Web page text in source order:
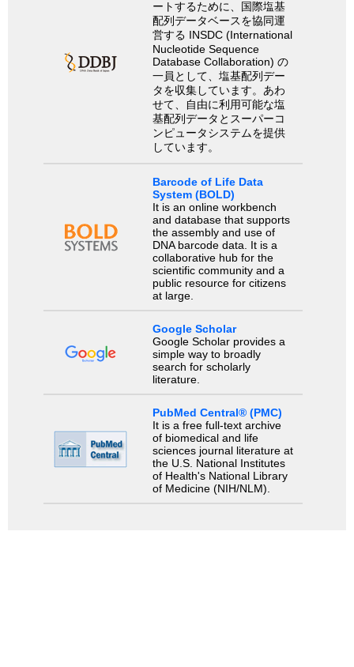
ートするために、国際塩基
配列データベースを協同運
営する INSDC (International
Nucleotide Sequence
Database Collaboration) の
一員として、塩基配列デー
タを収集しています。あわ
せて、自由に利用可能な塩
基配列データとスーパーコ
ンピュータシステムを提供
しています。
Barcode of Life Data
System (BOLD)
It is an online workbench
and database that supports
the assembly and use of
DNA barcode data. It is a
collaborative hub for the
scientific community and a
public resource for citizens
at large.
Google Scholar
Google Scholar provides a
simple way to broadly
search for scholarly
literature.
PubMed Central® (PMC)
It is a free full-text archive
of biomedical and life
sciences journal literature at
the U.S. National Institutes
of Health's National Library
of Medicine (NIH/NLM).